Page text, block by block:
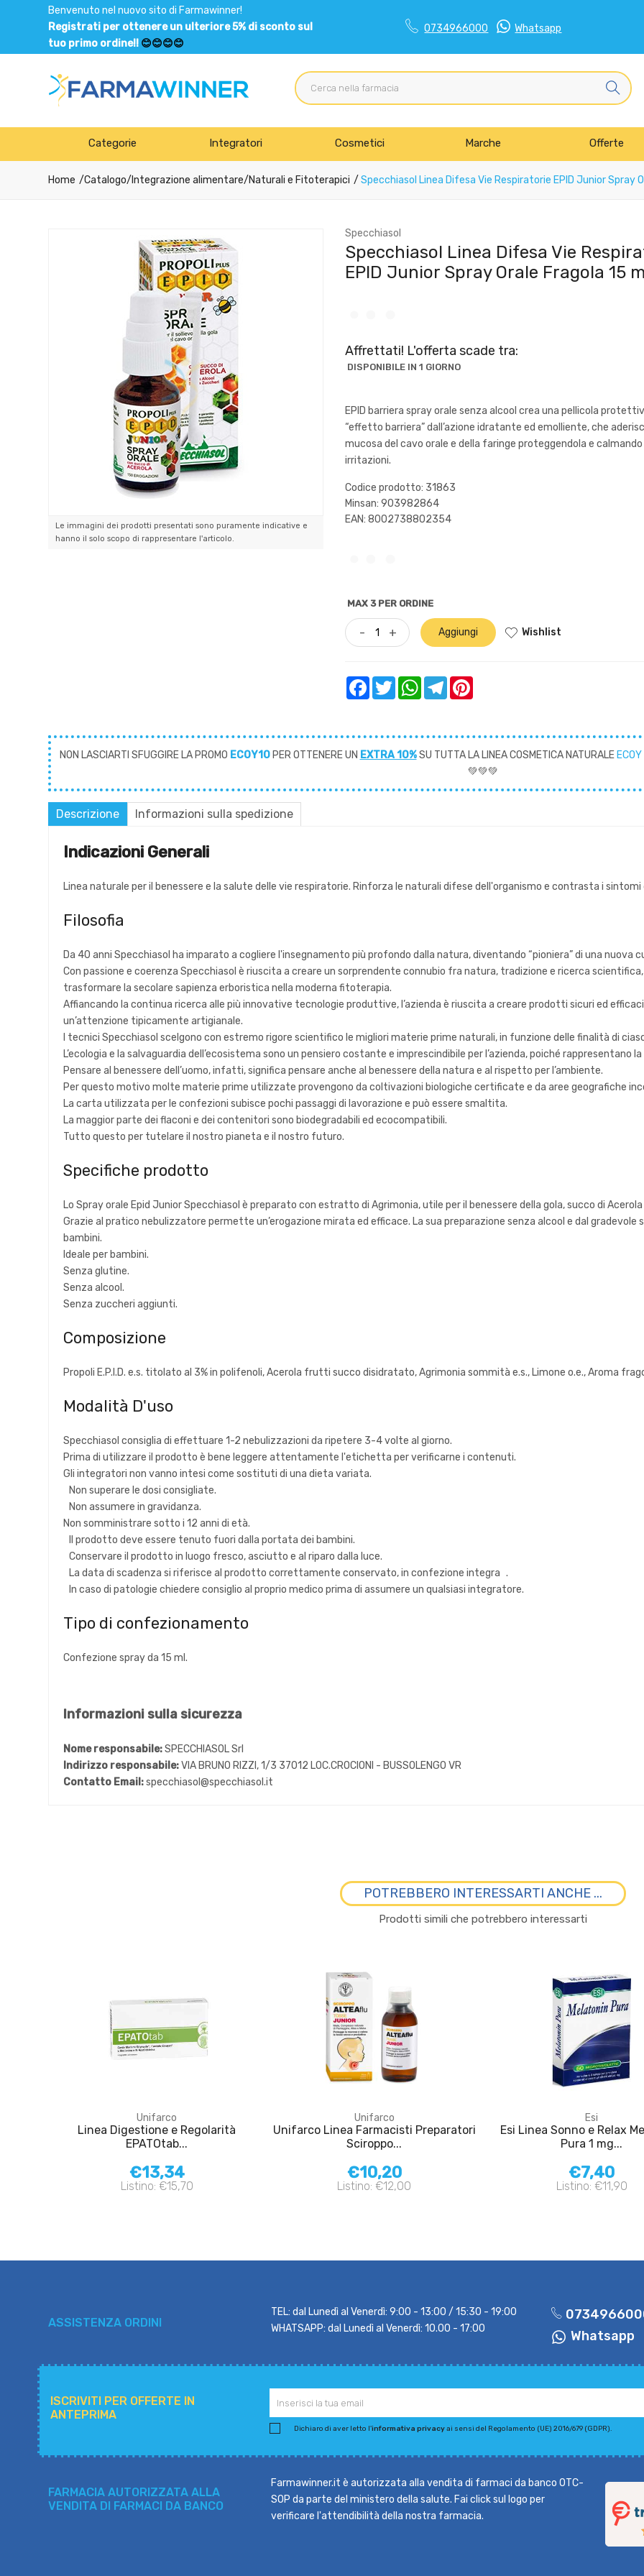
Benvenuto nel nuovo sito di Farmawinner!
Registrati per ottenere un ulteriore 5% di sconto sul
tuo primo ordine!! 😊😊😊😊
0734966000 Whatsapp
Categorie Integratori Cosmetici Marche Offerte
Home Catalogo/ Integrazione alimentare/Naturali e Fitoterapici Specchiasol Linea Difesa Vie Respiratorie EPID Junior Spray
Le immagini dei prodotti presentati sono puramente indicative e
hanno il solo scopo di rappresentare l'articolo.
Specchiasol
Specchiasol Linea Difesa Vie
EPID Junior Spray Orale Fragola 15
Affrettati! L'offerta scade tra:
DISPONIBILE IN 1 GIORNO
EPID barriera spray orale senza alcool crea una pellicola
“effetto barriera” dall’azione idratante ed emolliente, che
mucosa del cavo orale e della faringe proteggendola e calmando
irritazioni.
Codice prodotto: 31863
Minsan:903982864
EAN: 8002738802354
MAX 3 PER ORDINE
- + Aggiungi Wishlist
FacebookTwitter WhatsAppTelegram
NON LASCIARTI SFUGGIRE LA PROMO ECOY10PER OTTENERE UN EXTRA 10%SU TUTTA LA LINEA COSMETICA NATURALE ECOY
💚💚💚
Descrizione Informazioni sulla spedizione
Indicazioni Generali
Linea naturale per il benessere e la salute delle vie respiratorie. Rinforza le naturali difese dell'organismo e contrasta i
Filosofia
Da 40 anni Specchiasol ha imparato a cogliere l'insegnamento più profondo dalla natura, diventando “pioniera” di una nuova
Con passione e coerenza Specchiasol è riuscita a creare un sorprendente connubio fra natura, tradizione e ricerca
trasformare la secolare sapienza erboristica nella moderna fitoterapia.
Affiancando la continua ricerca alle più innovative tecnologie produttive, l’azienda è riuscita a creare prodotti sicuri ed
un’attenzione tipicamente artigianale.
I tecnici Specchiasol scelgono con estremo rigore scientifico le migliori materie prime naturali, in funzione delle finalità di
L’ecologia e la salvaguardia dell’ecosistema sono un pensiero costante e imprescindibile per l’azienda, poiché rappresentano
Pensare al benessere dell’uomo, infatti, significa pensare anche al benessere della natura e al rispetto per l’ambiente.
Per questo motivo molte materie prime utilizzate provengono da coltivazioni biologiche certificate e da aree geografiche
La carta utilizzata per le confezioni subisce pochi passaggi di lavorazione e può essere smaltita.
La maggior parte dei flaconi e dei contenitori sono biodegradabili ed ecocompatibili.
Tutto questo per tutelare il nostro pianeta e il nostro futuro.
Specifiche prodotto
Lo Spray orale Epid Junior Specchiasol è preparato con estratto di Agrimonia, utile per il benessere della gola, succo di
Grazie al pratico nebulizzatore permette un’erogazione mirata ed efficace. La sua preparazione senza alcool e dal
bambini.
Ideale per bambini.
Senza glutine.
Senza alcool.
Senza zuccheri aggiunti.
Composizione
Propoli E.P.I.D. e.s. titolato al 3% in polifenoli, Acerola frutti succo disidratato, Agrimonia sommità e.s., Limone o.e., Aroma
Modalità D'uso
Specchiasol consiglia di effettuare 1-2 nebulizzazioni da ripetere 3-4 volte al giorno.
Prima di utilizzare il prodotto è bene leggere attentamente l'etichetta per verificarne i contenuti.
Gli integratori non vanno intesi come sostituti di una dieta variata.
Non superare le dosi consigliate.
Non assumere in gravidanza.
Non somministrare sotto i 12 anni di età.
Il prodotto deve essere tenuto fuori dalla portata dei bambini.
Conservare il prodotto in luogo fresco, asciutto e al riparo dalla luce.
La data di scadenza si riferisce al prodotto correttamente conservato, in confezione integra .
In caso di patologie chiedere consiglio al proprio medico prima di assumere un qualsiasi integratore.
Tipo di confezionamento
Confezione spray da 15 ml.
Informazioni sulla sicurezza
Nome responsabile:SPECCHIASOL Srl
Indirizzo responsabile:VIA BRUNO RIZZI, 1/3 37012 LOC.CROCIONI - BUSSOLENGO VR
Contatto Email:specchiasol@specchiasol.it
POTREBBERO INTERESSARTI ANCHE ...
Prodotti simili che potrebbero interessarti
Unifarco
Linea Digestione e Regolarità
EPATOtab...
€13,34
Listino: €15,70
Unifarco
Unifarco Linea Farmacisti Preparatori
Sciroppo...
€10,20
Listino: €12,00
Esi
Esi Linea Sonno e Relax
Pura 1 mg...
€7,40
Listino: €11,90
ASSISTENZA ORDINI
TEL: dal Lunedì al Venerdì: 9:00 - 13:00 / 15:30 - 19:00
WHATSAPP: dal Lunedì al Venerdì: 10.00 - 17:00
Whatsapp
ISCRIVITI PER OFFERTE IN
ANTEPRIMA
Dichiaro di aver letto l'informativa privacyai sensi del Regolamento (UE) 2016/679 (GDPR).
FARMACIA AUTORIZZATA ALLA
VENDITA DI FARMACI DA BANCO
Farmawinner.it è autorizzata alla vendita di farmaci da banco OTC-
SOP da parte del ministero della salute. Fai click sul logo per
verificare l'attendibilità della nostra farmacia.